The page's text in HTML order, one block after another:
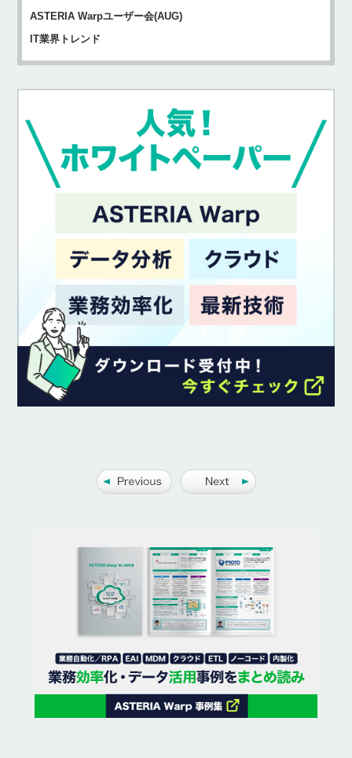
ASTERIA Warpユーザー会(AUG)
IT業界トレンド